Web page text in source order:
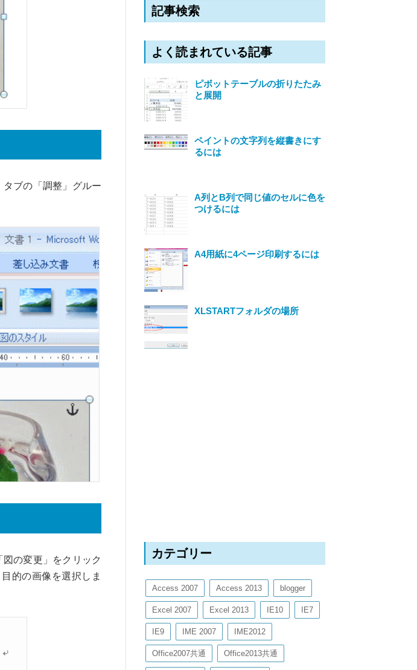
ブの「調整」グルー
の変更」をクリック
的の画像を選択しま
記事検索
よく読まれている記事
ピボットテーブルの折りたたみ
と展開
ペイントの文字列を縦書きにす
るには
A列とB列で同じ値のセルに色を
つけるには
A4用紙に4ページ印刷するには
XLSTARTフォルダの場所
カテゴリー
Access 2007 Access 2013 blogger
Excel 2007 Excel 2013 IE10 IE7
IE9 IME 2007 IME2012
Office2007共通 Office2013共通